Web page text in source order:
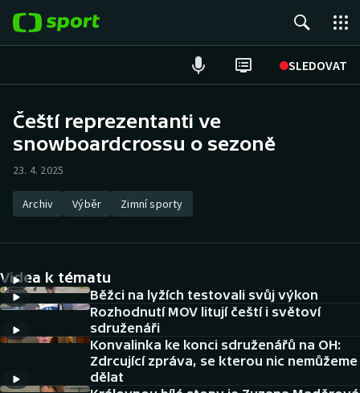
SLEDOVAT
Hokej
Atletika
DALŠÍ SPORTY
Americký fotbal
Baseball a softbal
NEPŘEHLÉDNĚTE
Čeští reprezentanti ve
snowboardcrossu o sezoně
23. 4. 2025
Archiv Výběr Zimní sporty
Videa k tématu
Běžci na lyžích testovali svůj výkon
Rozhodnutí MOV litují čeští i světoví
sdruženáři
Konvalinka ke konci sdruženářů na OH:
Zdrcující zpráva, se kterou nic nemůžeme
dělat